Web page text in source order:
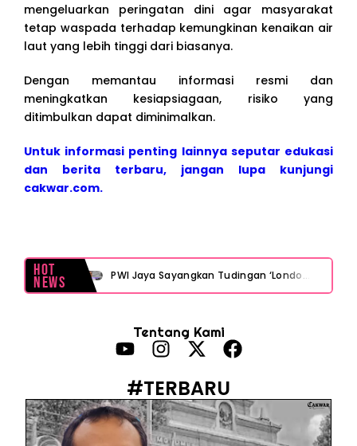
mengeluarkan peringatan dini agar masyarakat
tetap waspada terhadap kemungkinan kenaikan air
laut yang lebih tinggi dari biasanya.
Dengan memantau informasi resmi dan
meningkatkan kesiapsiagaan, risiko yang
ditimbulkan dapat diminimalkan.
Untuk informasi penting lainnya seputar edukasi
dan berita terbaru, jangan lupa kunjungi
cakwar.com.
Hot
News PWI Jaya Sayangkan Tudingan ‘Londo Ireng’ terhadap Jurnalis, Ini Ulasannya
Babak Baru Kasus Febrie Adriansyah, Rencana Praperadilan Penyitaan Emas dan Uang Tunai Jadi Sorotan
Tentang Kami
#TERBARU